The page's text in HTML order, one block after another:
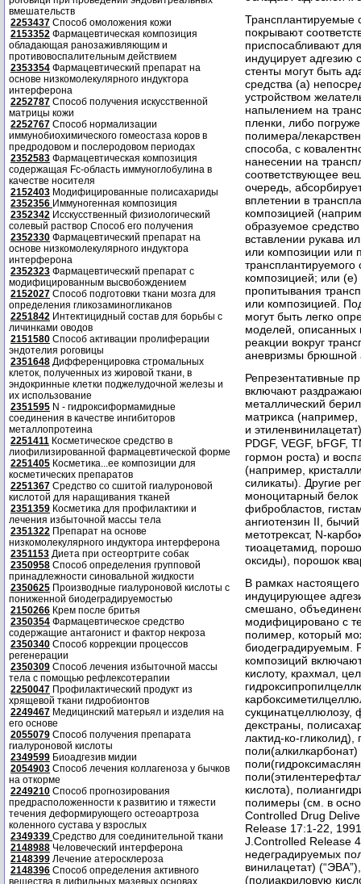
вмешательств
2253437 Способ омоложения кожи
2153352 Фармацевтическая композиция
обладающая ранозаживляющим и
противовоспалительным действием
2353354 Фармацевтический препарат на
основе низкомолекулярного индуктора
интерферона
2252787 Способ получения искусственной
матрицы кожи
2252767 Способ нормализации
иммунобиохимического гомеостаза коров в
предродовом и послеродовом периодах
2352583 Фармацевтическая композиция
содержащая Fc-область иммуноглобулина в
качестве носителя
2152403 Модифицированные полисахариды
2352356 Иммуногенная композиция
2352342 Исскусственный физиологический
солевый раствор Способ его получения
2352330 Фармацевтический препарат на
основе низкомолекулярного индуктора
интерферона
2352323 Фармацевтический препарат с
модифицированным высвобождением
2152027 Способ подготовки ткани мозга для
определения гликозаминогликанов
2251842 Интектицидный состав для борьбы с
личинками оводов
2151580 Способ активации пролиферации
эндотелия роговицы
2351648 Дифференцировка стромальных
клеток, полученных из жировой ткани, в
эндокринные клетки поджелудочной железы и
их использование
2351595 N - гидроксиформамидные
соединения в качестве ингибиторов
металлопротеина
2251411 Косметическое средство в
лиофилизированной фармацевтической форме
2251405 Косметика...ее композиции для
косметических препаратов
2251367 Средство со сшитой гиалуроновой
кислотой для наращивания тканей
2351359 Косметика для профилактики и
лечения избыточной массы тела
2351322 Препарат на основе
низкомолекулярного индуктора интерферона
2351153 Диета при остеортрите собак
2350958 Способ определения групповой
принадлежности синовальной жидкости
2350625 Производные гиалуроновой кислоты с
пониженной биодеградируемостью
2150266 Крем после бритья
2350354 Фармацевтическое средство
содержащие антагонист и фактор некроза
2350340 Способ коррекции процессов
регенерации
2350309 Способ лечения избыточной массы
тела с помощью рефлексотерапии
2250047 Профилактический продукт из
хрящевой ткани гидробионтов
2249467 Медицинский матерьял и изделия на
его основе
2055079 Способ получения препарата
гиалуроновой кислоты
2349599 Биоадгезив мидии
2054903 Способ лечения коллагеноза у бычков
на откорме
2249210 Способ прогнозирования
предрасположенности к развитию и тяжести
течения деформирующего остеоартроза
коленного сустава у взрослых
2349339 Средство для соединительной ткани
2148988 Человеческий интерферона
2148399 Лечение атеросклероза
2148396 Способ определения активного
вещества в дифильных мазевых основах
Трансплантируемые
покрывают
приспосабливают
индуцирует адгезию
стенты могут быть
средства (а)
устройством
напылением на
пленки, либо
полимера/
способа, с
нанесении на
соответствующее
очередь,
вплетении в
композицией
образуемое
вставлении рукава
или композиции или
трансплантируемого
композицией; или (е)
пропитывания
или композицией.
могут быть легко
моделей, описанных
реакции вокруг
аневризмы брюшной
Репрезентативные
включают
металлический
матрикса
и
PDGF, VEGF, bFGF,
гормон роста) и
(например,
силикаты). Другие
моноцитарный
фибробластов,
ангиотензин II,
метотрексат, N-
тиоацетамид,
оксиды), порошок
В рамках
индуцирующее
смешано,
модифицировано с
полимер, который
биодеградируемым.
композиций
кислоту, крахмал,
сукцинатцеллюлозу,
декстраны,
лактид-ко-
кислота),
полимеры (см. в
Controlled Drug
Release 17:1-22,
J.Controlled Release
недеградируемых
винилацетат)
(полиакриловую